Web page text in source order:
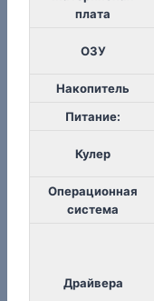
плата
ОЗУ
Накопитель
Питание:
Кулер
Операционная
система
Драйвера